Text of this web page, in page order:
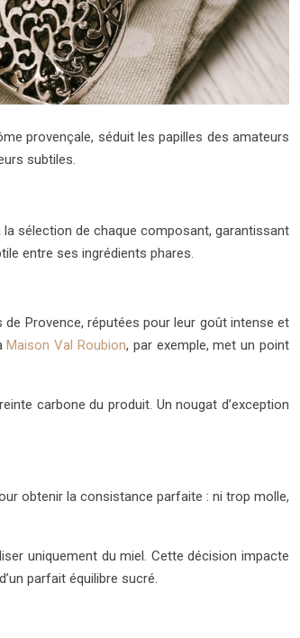
provençale, séduit les papilles des amateurs
subtiles.
sélection de chaque composant, garantissant
entre ses ingrédients phares.
Provence, réputées pour leur goût intense et
Maison Val Roubion, par exemple, met un point
carbone du produit. Un nougat d’exception
obtenir la consistance parfaite : ni trop molle,
uniquement du miel. Cette décision impacte
parfait équilibre sucré.